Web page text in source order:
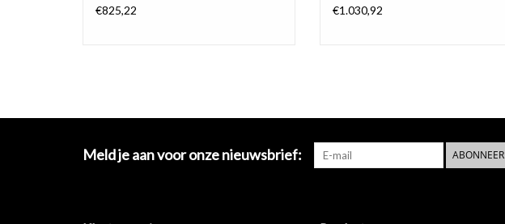
€825,22
€1.030,92
Meld je aan voor onze nieuwsbrief: ABONNEER